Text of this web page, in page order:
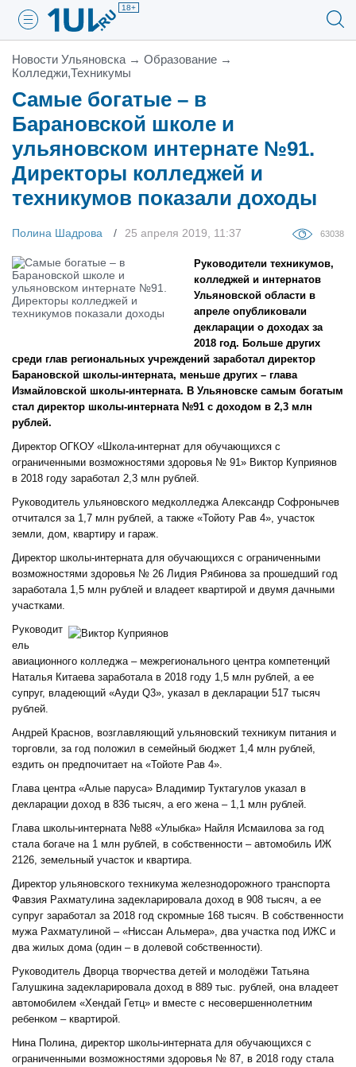
18+
Новости Ульяновска → Образование →
Колледжи,Техникумы
Самые богатые – в
Барановской школе и
ульяновском интернате №91.
Директоры колледжей и
техникумов показали доходы
Полина Шадрова 25 апреля 2019, 11:37 63038
Руководители техникумов,
колледжей и интернатов
Ульяновской области в
апреле опубликовали
декларации о доходах за
2018 год. Больше других
среди глав региональных учреждений заработал директор
Барановской школы-интерната, меньше других – глава
Измайловской школы-интерната. В Ульяновске самым богатым
стал директор школы-интерната №91 с доходом в 2,3 млн
рублей.
Директор ОГКОУ «Школа-интернат для обучающихся с
ограниченными возможностями здоровья № 91» Виктор Куприянов
в 2018 году заработал 2,3 млн рублей.
Руководитель ульяновского медколледжа Александр Софронычев
отчитался за 1,7 млн рублей, а также «Тойоту Рав 4», участок
земли, дом, квартиру и гараж.
Директор школы-интерната для обучающихся с ограниченными
возможностями здоровья № 26 Лидия Рябинова за прошедший год
заработала 1,5 млн рублей и владеет квартирой и двумя дачными
участками.
Руководит
ель
авиационного колледжа – межрегионального центра компетенций
Наталья Китаева заработала в 2018 году 1,5 млн рублей, а ее
супруг, владеющий «Ауди Q3», указал в декларации 517 тысяч
рублей.
Андрей Краснов, возглавляющий ульяновский техникум питания и
торговли, за год положил в семейный бюджет 1,4 млн рублей,
ездить он предпочитает на «Тойоте Рав 4».
Глава центра «Алые паруса» Владимир Туктагулов указал в
декларации доход в 836 тысяч, а его жена – 1,1 млн рублей.
Глава школы-интерната №88 «Улыбка» Найля Исмаилова за год
стала богаче на 1 млн рублей, в собственности – автомобиль ИЖ
2126, земельный участок и квартира.
Директор ульяновского техникума железнодорожного транспорта
Фавзия Рахматулина задекларировала доход в 908 тысяч, а ее
супруг заработал за 2018 год скромные 168 тысяч. В собственности
мужа Рахматулиной – «Ниссан Альмера», два участка под ИЖС и
два жилых дома (один – в долевой собственности).
Руководитель Дворца творчества детей и молодёжи Татьяна
Галушкина задекларировала доход в 889 тыс. рублей, она владеет
автомобилем «Хендай Гетц» и вместе с несовершеннолетним
ребенком – квартирой.
Нина Полина, директор школы-интерната для обучающихся с
ограниченными возможностями здоровья № 87, в 2018 году стала